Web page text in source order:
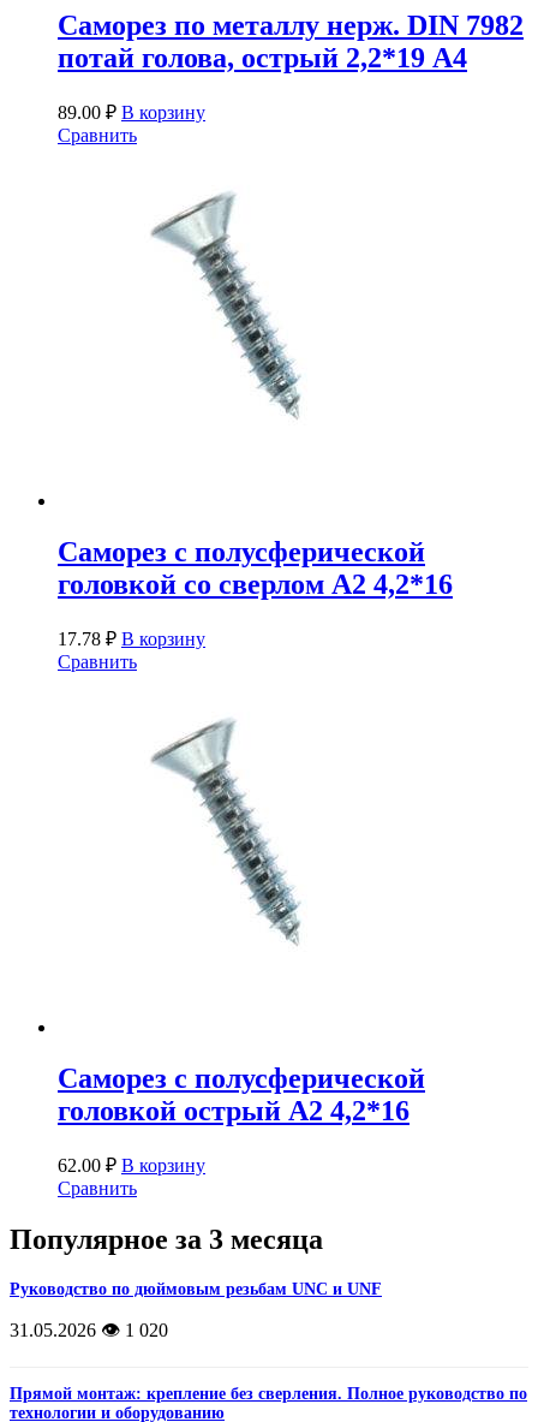
Саморез по металлу нерж. DIN 7982
потай голова, острый 2,2*19 А4
89.00 ₽ В корзину
Сравнить
Саморез с полусферической
головкой со сверлом A2 4,2*16
17.78 ₽ В корзину
Сравнить
Саморез с полусферической
головкой острый A2 4,2*16
62.00 ₽ В корзину
Сравнить
Популярное за 3 месяца
Руководство по дюймовым резьбам UNC и UNF
31.05.2026 👁️ 1 020
Прямой монтаж: крепление без сверления. Полное руководство по
технологии и оборудованию